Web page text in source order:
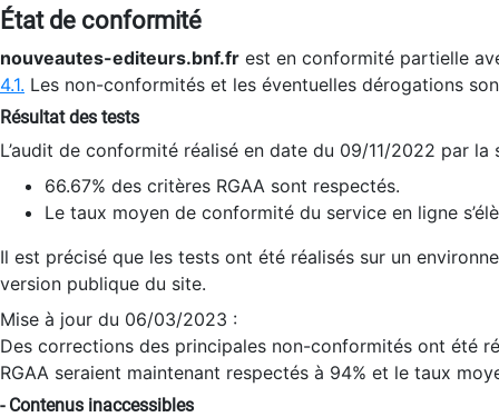
État de conformité
nouveautes-editeurs.bnf.fr est en conformité partielle
4.1. Les non-conformités et les éventuelles dérogations
Résultat des tests
L’audit de conformité réalisé en date du 09/11/2022 par
66.67% des critères RGAA sont respectés.
Le taux moyen de conformité du service en ligne
Il est précisé que les tests ont été réalisés sur un
version publique du site.
Mise à jour du 06/03/2023 :
Des corrections des principales non-conformités ont été
RGAA seraient maintenant respectés à 94% et le taux
- Contenus inaccessibles